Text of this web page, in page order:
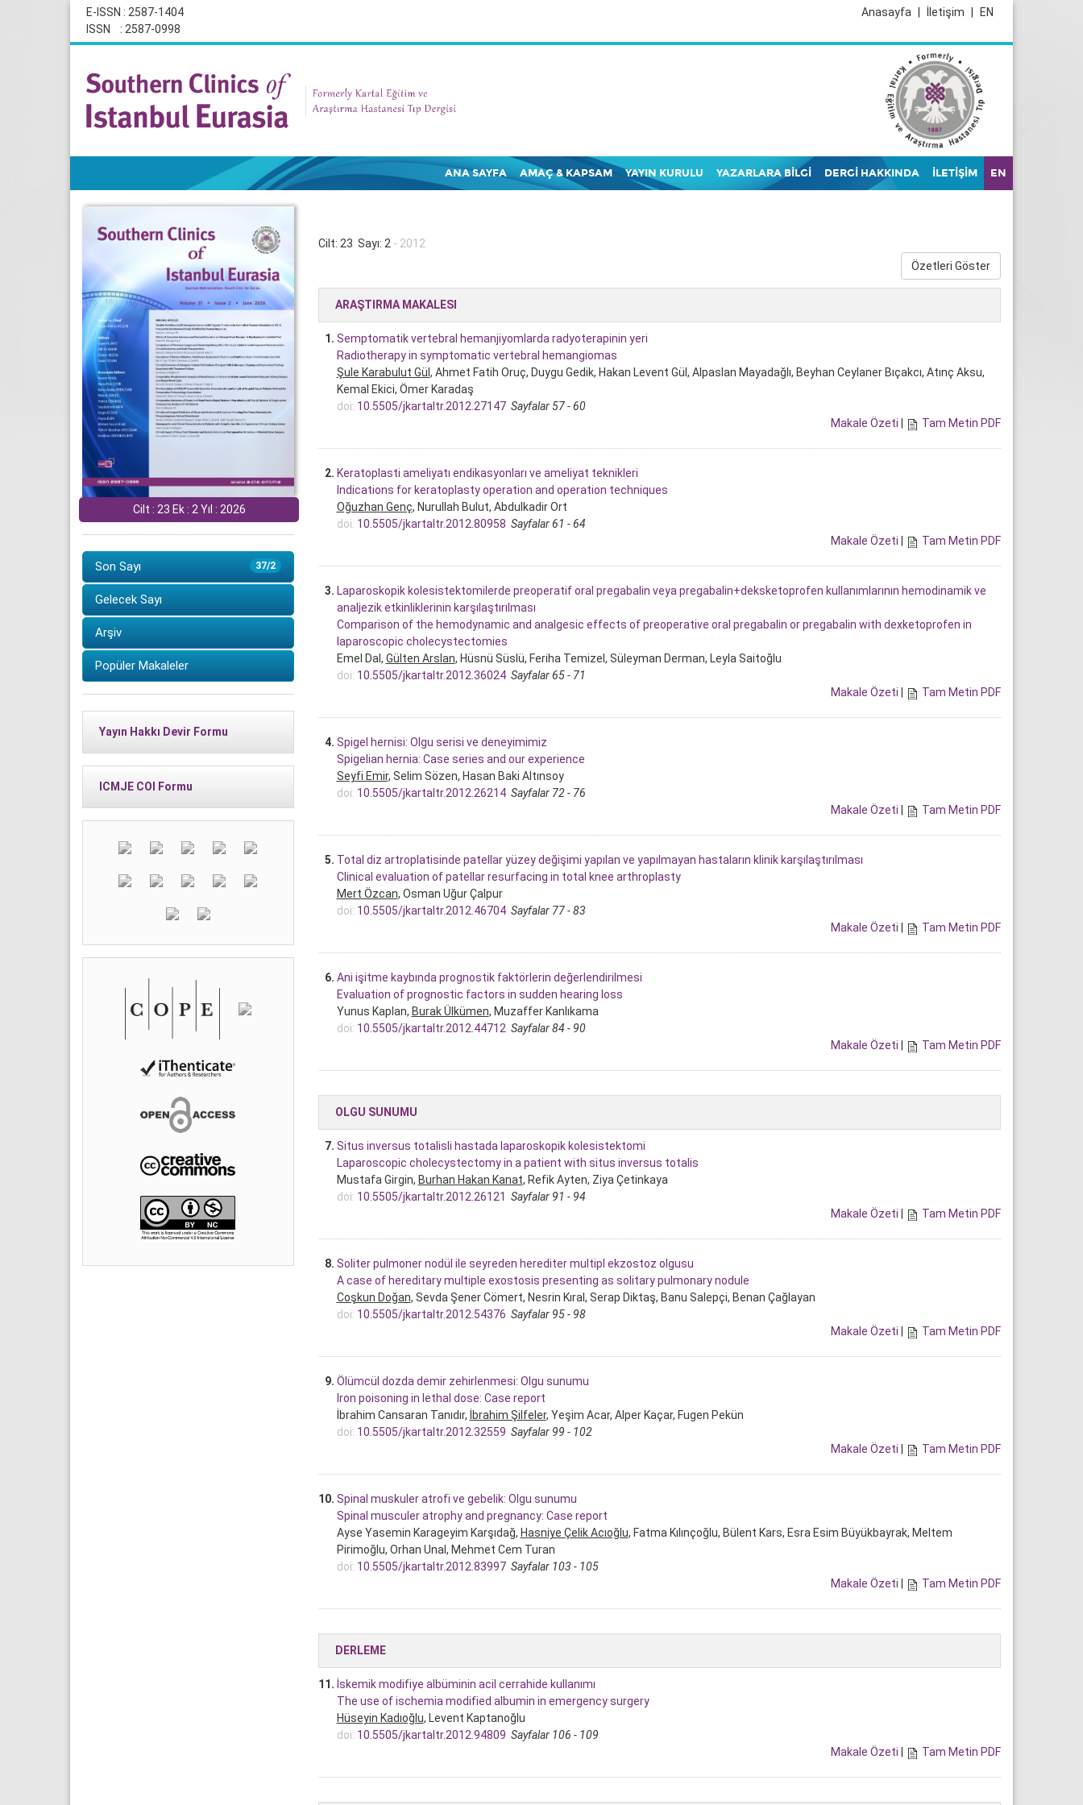
E-ISSN : 2587-1404
ISSN : 2587-0998
EN
İletişim
Anasayfa
ANA SAYFA AMAÇ & KAPSAM YAYIN KURULU YAZARLARA BİLGİ DERGİ HAKKINDA İLETİŞİM EN
Cilt : 23 Ek : 2 Yıl : 2026
37/2
Son Sayı
Gelecek Sayı
Arşiv
Popüler Makaleler
Yayın Hakkı Devir Formu
ICMJE COI Formu
Cilt: 23 Sayı: 2- 2012
Özetleri Göster
ARAŞTIRMA MAKALESI
1. Semptomatik vertebral hemanjiyomlarda radyoterapinin yeri
Radiotherapy in symptomatic vertebral hemangiomas
Şule Karabulut Gül , Ahmet Fatih Oruç, Duygu Gedik, Hakan Levent Gül, Alpaslan Mayadağlı, Beyhan Ceylaner Bıçakcı, Atınç Aksu,
Kemal Ekici, Ömer Karadaş
doi: 10.5505/jkartaltr.2012.27147 Sayfalar 57 - 60
Makale Özeti
Tam Metin PDF
2. Keratoplasti ameliyatı endikasyonları ve ameliyat teknikleri
Indications for keratoplasty operation and operation techniques
Oğuzhan Genç, Nurullah Bulut, Abdulkadir Ort
doi: 10.5505/jkartaltr.2012.80958 Sayfalar 61 - 64
Makale Özeti
Tam Metin PDF
3. Laparoskopik kolesistektomilerde preoperatif oral pregabalin veya pregabalin+deksketoprofen kullanımlarının hemodinamik ve
analjezik etkinliklerinin karşılaştırılması
Comparison of the hemodynamic and analgesic effects of preoperative oral pregabalin or pregabalin with dexketoprofen in
laparoscopic cholecystectomies
Emel Dal, Gülten Arslan, Hüsnü Süslü, Feriha Temizel, Süleyman Derman, Leyla Saitoğlu
doi: 10.5505/jkartaltr.2012.36024 Sayfalar 65 - 71
Makale Özeti
Tam Metin PDF
4. Spigel hernisi: Olgu serisi ve deneyimimiz
Spigelian hernia: Case series and our experience
Seyfi Emir, Selim Sözen, Hasan Baki Altınsoy
doi: 10.5505/jkartaltr.2012.26214 Sayfalar 72 - 76
Makale Özeti
Tam Metin PDF
5. Total diz artroplatisinde patellar yüzey değişimi yapılan ve yapılmayan hastaların klinik karşılaştırılması
Clinical evaluation of patellar resurfacing in total knee arthroplasty
Mert Özcan, Osman Uğur Çalpur
doi: 10.5505/jkartaltr.2012.46704 Sayfalar 77 - 83
Makale Özeti
Tam Metin PDF
6. Ani işitme kaybında prognostik faktörlerin değerlendirilmesi
Evaluation of prognostic factors in sudden hearing loss
Yunus Kaplan, Burak Ülkümen, Muzaffer Kanlıkama
doi: 10.5505/jkartaltr.2012.44712 Sayfalar 84 - 90
Makale Özeti
Tam Metin PDF
OLGU SUNUMU
7. Situs inversus totalisli hastada laparoskopik kolesistektomi
Laparoscopic cholecystectomy in a patient with situs inversus totalis
Mustafa Girgin, Burhan Hakan Kanat, Refik Ayten, Ziya Çetinkaya
doi: 10.5505/jkartaltr.2012.26121 Sayfalar 91 - 94
Makale Özeti
Tam Metin PDF
8. Soliter pulmoner nodül ile seyreden herediter multipl ekzostoz olgusu
A case of hereditary multiple exostosis presenting as solitary pulmonary nodule
Coşkun Doğan, Sevda Şener Cömert, Nesrin Kıral, Serap Diktaş, Banu Salepçi, Benan Çağlayan
doi: 10.5505/jkartaltr.2012.54376 Sayfalar 95 - 98
Makale Özeti
Tam Metin PDF
9. Ölümcül dozda demir zehirlenmesi: Olgu sunumu
Iron poisoning in lethal dose: Case report
İbrahim Cansaran Tanıdır, İbrahim Şilfeler, Yeşim Acar, Alper Kaçar, Fugen Pekün
doi: 10.5505/jkartaltr.2012.32559 Sayfalar 99 - 102
Makale Özeti
Tam Metin PDF
10. Spinal muskuler atrofi ve gebelik: Olgu sunumu
Spinal musculer atrophy and pregnancy: Case report
Ayse Yasemin Karageyim Karşıdağ, Hasniye Çelik Acıoğlu, Fatma Kılınçoğlu, Bülent Kars, Esra Esim Büyükbayrak, Meltem
Pirimoğlu, Orhan Unal, Mehmet Cem Turan
doi: 10.5505/jkartaltr.2012.83997 Sayfalar 103 - 105
Makale Özeti
Tam Metin PDF
DERLEME
11. İskemik modifiye albüminin acil cerrahide kullanımı
The use of ischemia modified albumin in emergency surgery
Hüseyin Kadıoğlu, Levent Kaptanoğlu
doi: 10.5505/jkartaltr.2012.94809 Sayfalar 106 - 109
Makale Özeti
Tam Metin PDF